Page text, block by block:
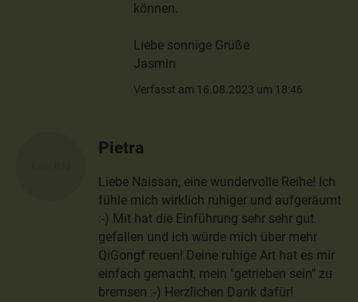
können.
Liebe sonnige Grüße
Jasmin
Verfasst am 16.08.2023 um 18:46
Pietra
Liebe Naissan, eine wundervolle Reihe! Ich
fühle mich wirklich ruhiger und aufgeräumt
:-) Mit hat die Einführung sehr sehr gut
gefallen und ich würde mich über mehr
QiGongf reuen! Deine ruhige Art hat es mir
einfach gemacht, mein "getrieben sein" zu
bremsen :-) Herzlichen Dank dafür!